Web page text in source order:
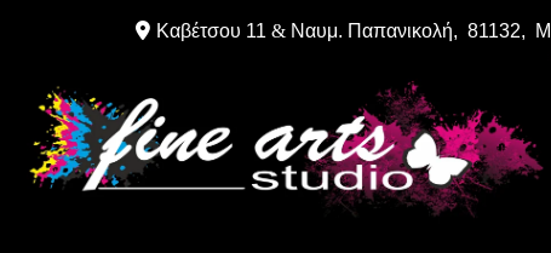
Καβέτσου 11 & Ναυμ. Παπανικολή, 81132,